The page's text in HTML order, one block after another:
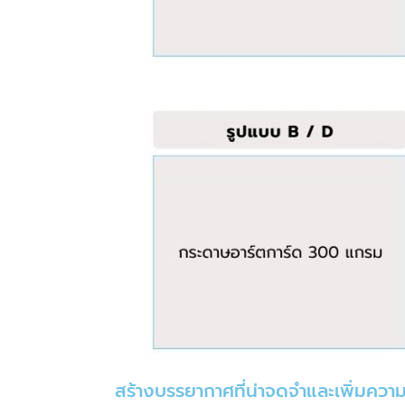
สร้างบรรยากาศที่น่าจดจำและเพิ่มคว